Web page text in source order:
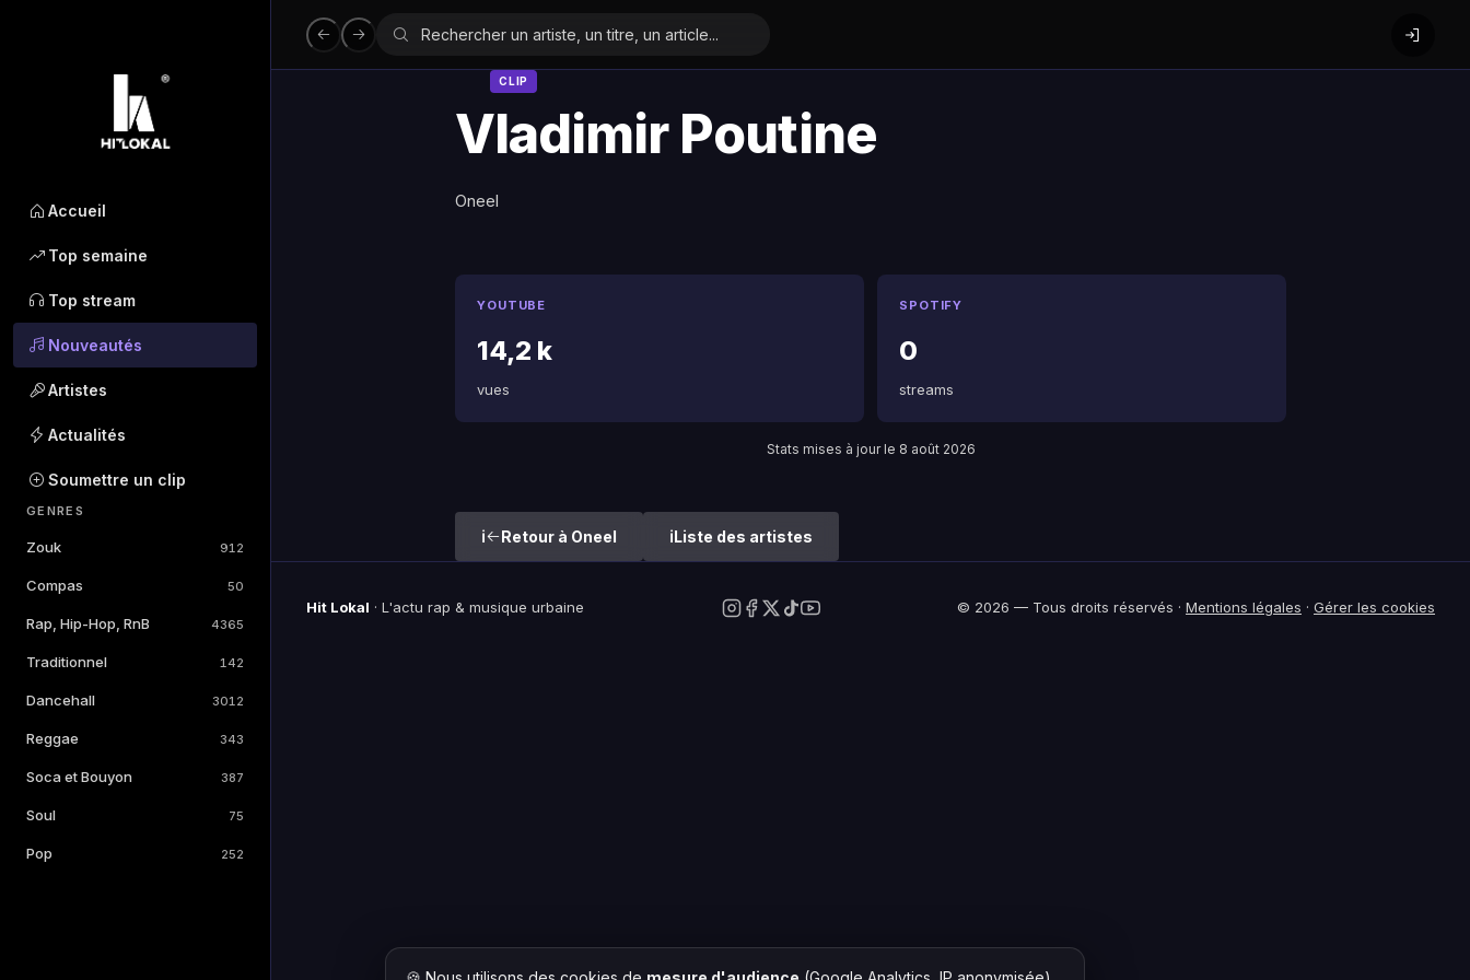
Accueil
Top semaine
Top stream
Nouveautés
Artistes
Actualités
Soumettre un clip
GENRES
Zouk 912
Compas 50
Rap, Hip-Hop, RnB 4365
Traditionnel 142
Dancehall 3012
Reggae 343
Soca et Bouyon 387
Soul 75
Pop 252
CLIP
Vladimir Poutine
Oneel
YOUTUBE
14,2 k
vues
SPOTIFY
0
streams
Stats mises à jour le 8 août 2026
Retour à Oneel Liste des artistes
Hit Lokal · L'actu rap & musique urbaine © 2026 — Tous droits réservés · Mentions légales · Gérer les cookies